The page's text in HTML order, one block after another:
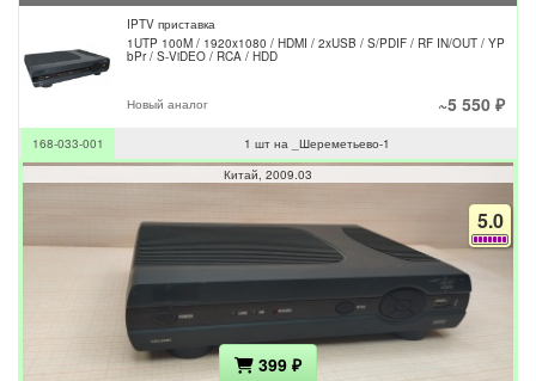
IPTV приставка
1UTP 100M / 1920x1080 / HDMI / 2xUSB / S/PDIF / RF IN/OUT / YP
bPr / S-ViDEO / RCA / HDD
Новый аналог ~5 550 ₽
168-033-001
1 шт на _Шереметьево-1
Китай 2009.03
5.0
399 ₽